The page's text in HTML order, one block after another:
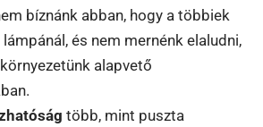
bíznánk abban, hogy a többiek
és nem mernénk elaludni,
alapvető
több, mint puszta